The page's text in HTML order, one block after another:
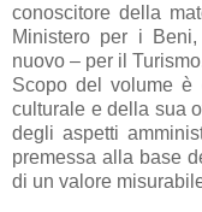
conoscitore della
Ministero per i
nuovo – per il
Scopo del volume è
culturale e della sua
degli aspetti
premessa alla base
di un valore